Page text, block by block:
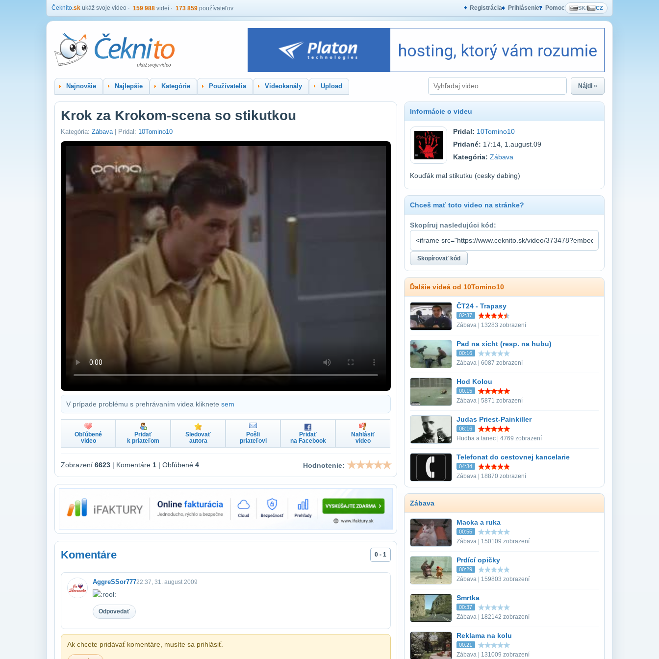
Čeknito.sk ukáž svoje video 159 988 videí 173 859 používateľov Registrácia Prihlásenie Pomoc SK/ CZ
Najnovšie Najlepšie Kategórie Používatelia Videokanály Upload Nájdi »
Krok za Krokom-scena so stikutkou
Kategória: Zábava| Pridal: 10Tomino10
V prípade problému s prehrávaním videa kliknete sem
Obľúbené
video
Pridať
k priateľom
Sledovať
autora
Pošli
priateľovi
Pridať
na Facebook
Nahlásiť
video
Zobrazení 6623 | Komentáre 1 | Obľúbené 4 Hodnotenie:
Komentáre 0 - 1
AggreSSor77722:37, 31. august 2009
Odpovedať
Ak chcete pridávať komentáre, musíte sa prihlásiť.
Informácie o videu
Pridal: 10Tomino10
Pridané: 17:14, 1.august.09
Kategória: Zábava
Kouďák mal stikutku (cesky dabing)
Chceš mať toto video na stránke?
Skopíruj nasledujúci kód:
Ďalšie videá od 10Tomino10
ČT24 - Trapasy
02:37
Zábava | 13283 zobrazení
Pad na xicht (resp. na hubu)
00:16
Zábava | 6087 zobrazení
Hod Kolou
00:15
Zábava | 5871 zobrazení
Judas Priest-Painkiller
06:16
Hudba a tanec | 4769 zobrazení
Telefonat do cestovnej kancelarie
04:34
Zábava | 18870 zobrazení
Zábava
Macka a ruka
00:55
Zábava | 150109 zobrazení
Prdící opičky
00:29
Zábava | 159803 zobrazení
Smrtka
00:37
Zábava | 182142 zobrazení
Reklama na kolu
00:21
Zábava | 131009 zobrazení